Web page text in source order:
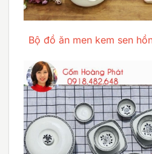
Bộ đồ ăn men kem sen